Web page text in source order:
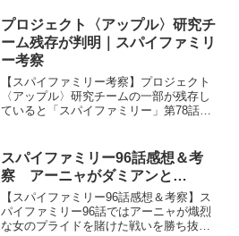
プロジェクト〈アップル〉研究チ
ーム残存が判明｜スパイファミリ
ー考察
【スパイファミリー考察】プロジェクト
〈アップル〉研究チームの一部が残存し
ていると「スパイファミリー」第78話で
よって、これから何が起きるのでしょう
か？
スパイファミリー96話感想＆考
察 アーニャがダミアンと…
【スパイファミリー96話感想＆考察】ス
パイファミリー96話ではアーニャが熾烈
な女のプライドを賭けた戦いを勝ち抜